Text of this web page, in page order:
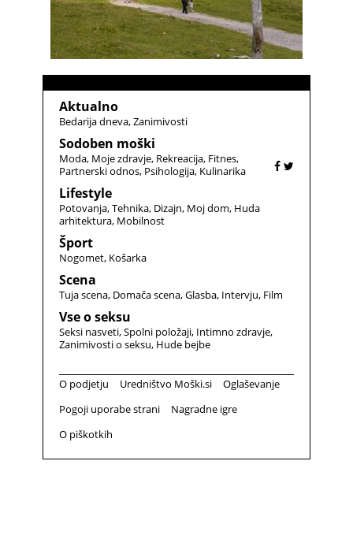
Aktualno
Bedarija dneva Zanimivosti
Sodoben moški
Moda Moje zdravje Rekreacija Fitnes
Partnerski odnos Psihologija Kulinarika
Lifestyle
Potovanja Tehnika Dizajn Moj dom Huda
arhitektura Mobilnost
Šport
Nogomet Košarka
Scena
Tuja scena Domača scena Glasba Intervju Film
Vse o seksu
Seksi nasveti Spolni položaji Intimno zdravje
Zanimivosti o seksu Hude bejbe
O podjetju Uredništvo Moški.si
Oglaševanje
Pogoji uporabe strani
Nagradne igre
O piškotkih